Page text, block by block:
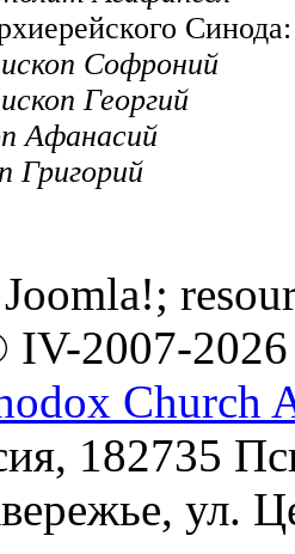
Синода:
Софроний
Георгий
Афанасий
Григорий
2007-2026
Church
182735
ул.